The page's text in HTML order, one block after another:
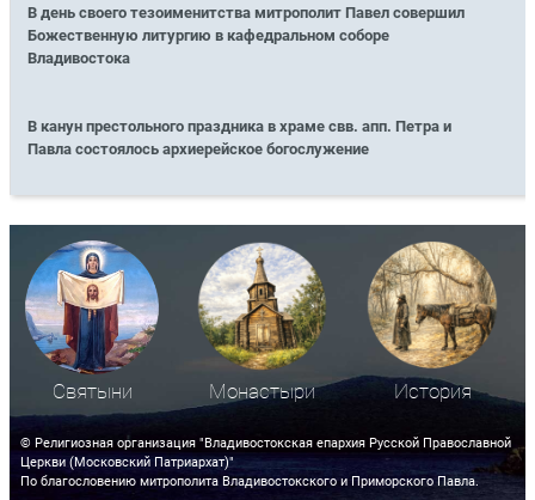
В день своего тезоименитства митрополит Павел совершил
Божественную литургию в кафедральном соборе
Владивостока
В канун престольного праздника в храме свв. апп. Петра и
Павла состоялось архиерейское богослужение
Святыни Монастыри История
© Религиозная организация "Владивостокская епархия Русской Православной
Церкви (Московский Патриархат)"
По благословению митрополита Владивостокского и Приморского Павла.